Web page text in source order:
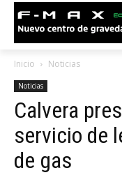
Inicio Noticias
Noticias
Calvera
servicio de
de gas